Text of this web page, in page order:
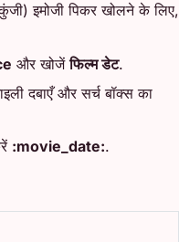
कुंजी) इमोजी पिकर खोलने के लिए,
और खोजेंफिल्म डेट.
दबाएँ और सर्च बॉक्स का
:movie_date:.